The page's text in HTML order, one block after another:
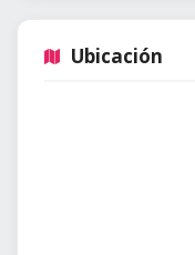
Ubicación